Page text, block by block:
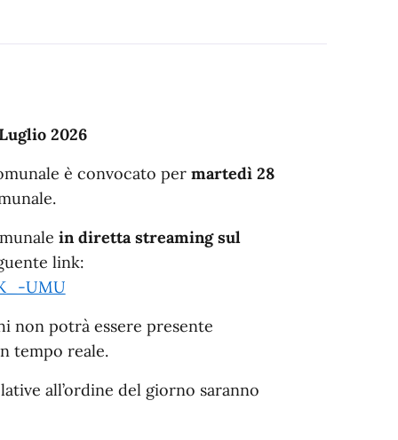
2026
è convocato per martedì 28
in diretta streaming sul
link:
UMU
non potrà essere presente
tempo reale.
all’ordine del giorno saranno